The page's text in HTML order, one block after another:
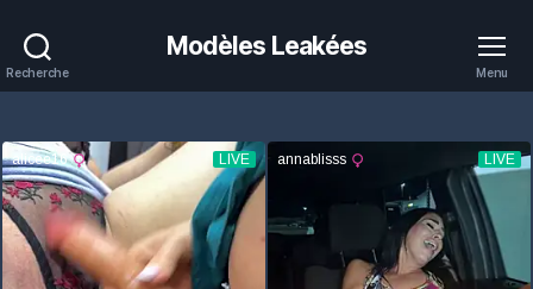
Recherche
Modèles Leakées
Menu